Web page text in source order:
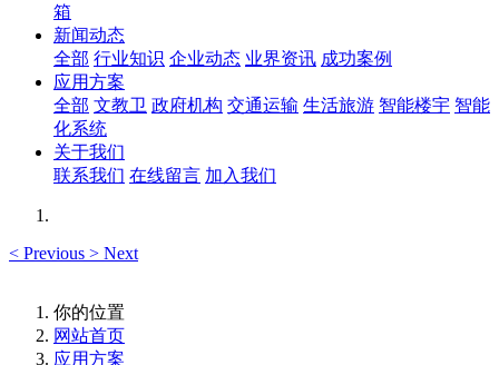
箱
新闻动态
全部 行业知识 企业动态 业界资讯 成功案例
应用方案
全部 文教卫 政府机构 交通运输 生活旅游 智能楼宇 智能
化系统
关于我们
联系我们 在线留言 加入我们
< Previous > Next
你的位置
网站首页
应用方案